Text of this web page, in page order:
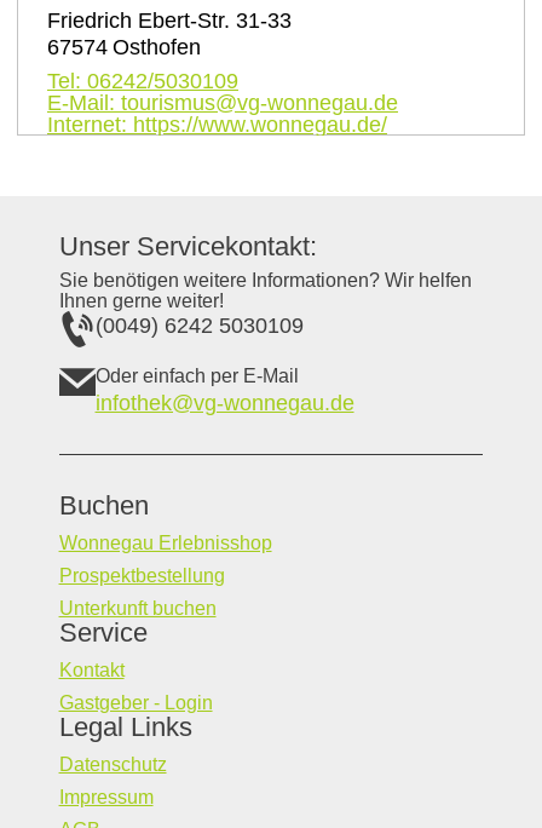
Friedrich Ebert-Str. 31-33
67574 Osthofen
Tel: 06242/5030109
E-Mail: tourismus@vg-wonnegau.de
Internet: https://www.wonnegau.de/
Unser Servicekontakt:
Sie benötigen weitere Informationen? Wir helfen
Ihnen gerne weiter!
(0049) 6242 5030109
Oder einfach per E-Mail
infothek@vg-wonnegau.de
Buchen
Wonnegau Erlebnisshop
Prospektbestellung
Unterkunft buchen
Service
Kontakt
Gastgeber - Login
Legal Links
Datenschutz
Impressum